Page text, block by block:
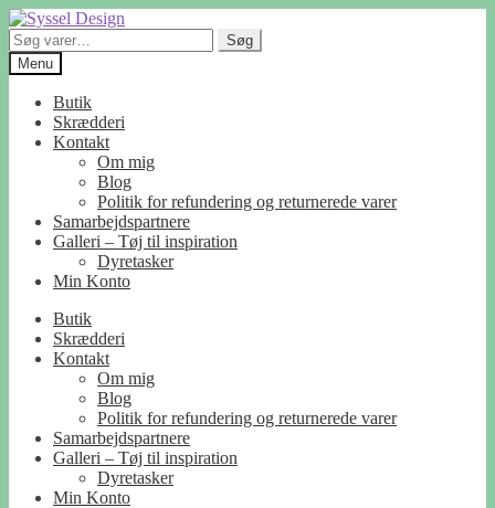
Spring
til
navigation
Spring
til
indhold
Søg
efter:
Søg
Menu
Butik
Skrædderi
Kontakt
Om mig
Blog
Politik for refundering og returnerede varer
Samarbejdspartnere
Galleri – Tøj til inspiration
Dyretasker
Min Konto
Butik
Skrædderi
Kontakt
Om mig
Blog
Politik for refundering og returnerede varer
Samarbejdspartnere
Galleri – Tøj til inspiration
Dyretasker
Min Konto